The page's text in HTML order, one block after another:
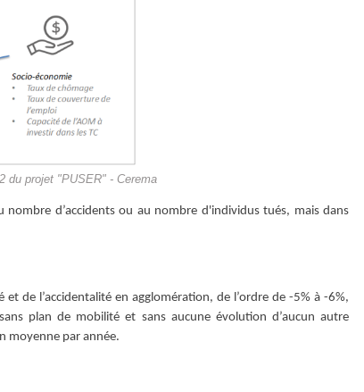
du projet "PUSER" - Cerema
nombre d’accidents ou au nombre d'individus tués, mais dans
de l’accidentalité en agglomération, de l’ordre de -5% à -6%,
plan de mobilité et sans aucune évolution d’aucun autre
moyenne par année.